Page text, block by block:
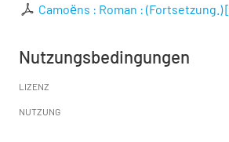
Camoёns : Roman : (Fortsetzung.)[
Nutzungsbedingungen
LIZENZ
NUTZUNG